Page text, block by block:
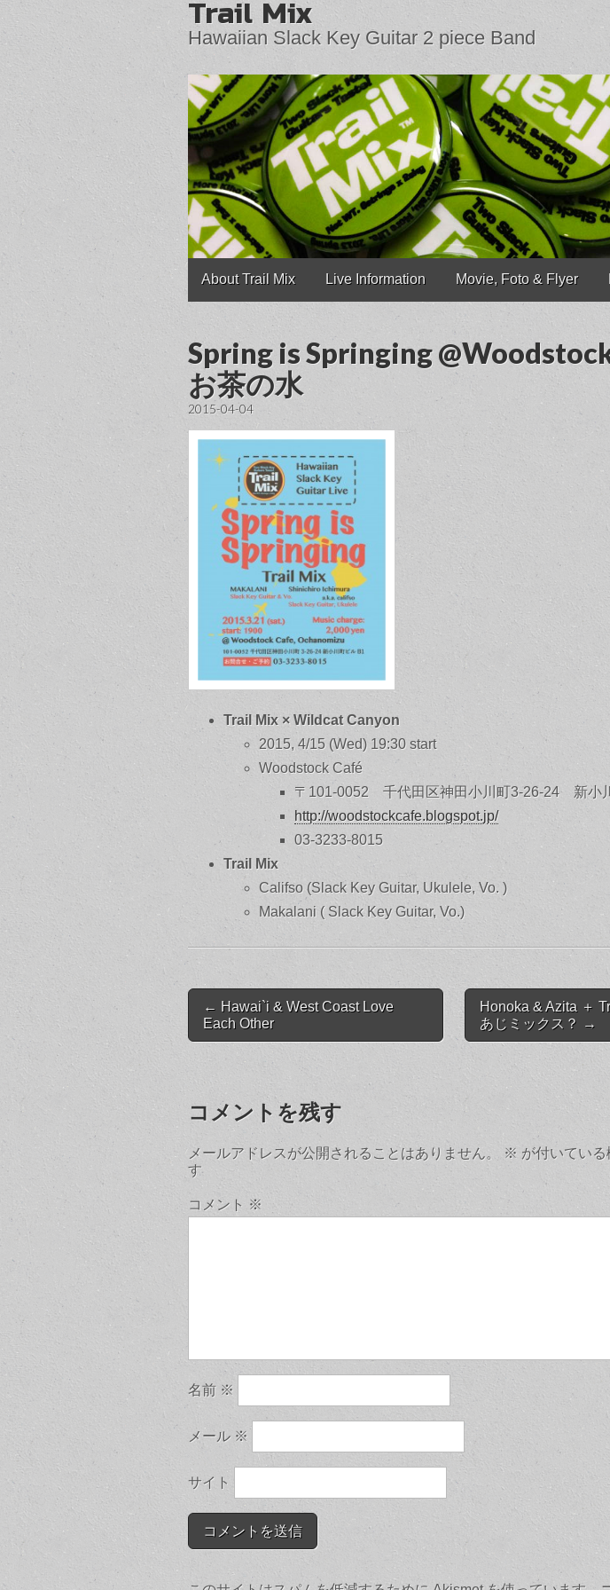
Trail Mix
Hawaiian Slack Key Guitar 2 piece Band
Main
menu
About Trail Mix Live Information Movie, Foto & Flyer
Spring is Springing
お茶の水
2015-04-04
Trail Mix × Wildcat Canyon
2015, 4/15 (Wed) 19:30 start
Woodstock Café
〒101-0052 千代田区神田小川町3-26-24 新小
http://woodstockcafe.blogspot.jp/
03-3233-8015
Trail Mix
Califso (Slack Key Guitar, Ukulele, Vo. )
Makalani ( Slack Key Guitar, Vo.)
Post
navigation
← Hawai`i & West Coast Love
Each Other
Honoka & Azita ＋
あじミックス？ →
コメントを残す
メールアドレスが公開されることはありません。 ※ が付いてい
す
コメント ※
名前 ※
メール ※
サイト